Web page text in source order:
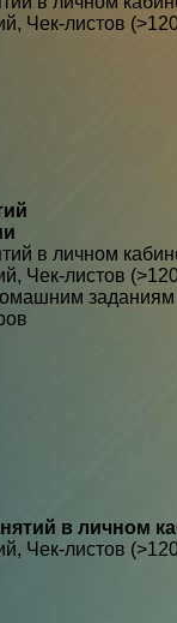
Чек-листов
в личном
Чек-листов
заданиям
в личном
Чек-листов